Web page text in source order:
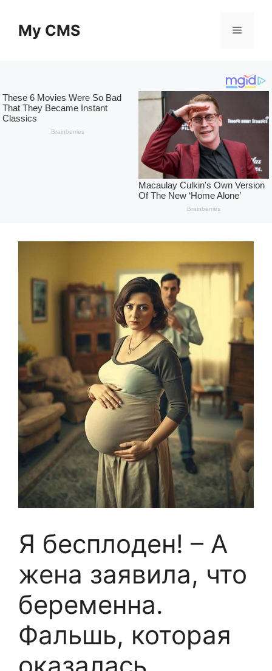
contentMy CMS Menu
Я бесплоден! – А
жена заявила, что
беременна.
Фальшь, которая